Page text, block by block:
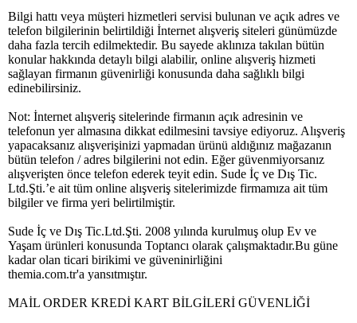
Bilgi hattı veya müşteri hizmetleri servisi bulunan ve açık adres ve
telefon bilgilerinin belirtildiği İnternet alışveriş siteleri günümüzde
daha fazla tercih edilmektedir. Bu sayede aklınıza takılan bütün
konular hakkında detaylı bilgi alabilir, online alışveriş hizmeti
sağlayan firmanın güvenirliği konusunda daha sağlıklı bilgi
edinebilirsiniz.
Not: İnternet alışveriş sitelerinde firmanın açık adresinin ve
telefonun yer almasına dikkat edilmesini tavsiye ediyoruz. Alışveriş
yapacaksanız alışverişinizi yapmadan ürünü aldığınız mağazanın
bütün telefon / adres bilgilerini not edin. Eğer güvenmiyorsanız
alışverişten önce telefon ederek teyit edin. Sude İç ve Dış Tic.
Ltd.Şti.’e ait tüm online alışveriş sitelerimizde firmamıza ait tüm
bilgiler ve firma yeri belirtilmiştir.
Sude İç ve Dış Tic.Ltd.Şti. 2008 yılında kurulmuş olup Ev ve
Yaşam ürünleri konusunda Toptancı olarak çalışmaktadır.Bu güne
kadar olan ticari birikimi ve güveninirliğini
themia.com.tr'a yansıtmıştır.
MAİL ORDER KREDİ KART BİLGİLERİ GÜVENLİĞİ